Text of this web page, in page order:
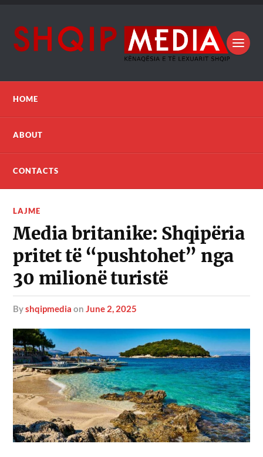
HOME
ABOUT
CONTACTS
LAJME
Media britanike: Shqipëria
pritet të “pushtohet” nga
30 milionë turistë
byshqipmedia onJune 2, 2025